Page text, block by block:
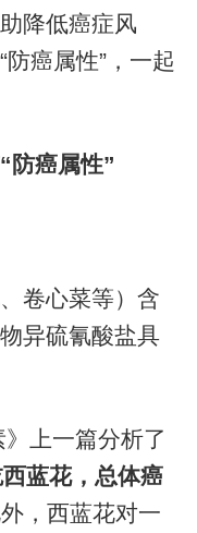
降低癌症风
癌属性”，一起
癌属性”
卷心菜等）含
异硫氰酸盐具
上一篇分析了
蓝花，总体癌
，西蓝花对一